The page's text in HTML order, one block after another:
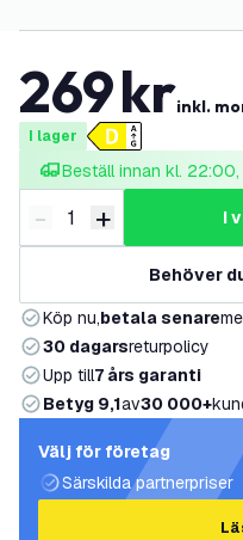
269krinkl.
I lager
Beställ innan kl.
Minska antal
- Öka antal
+ i
Behöver
Köp nu,betala senare
30 dagarsreturpolicy
Upp till7 års garanti
Betyg 9,1av30 000+
Välj för företag
Särskilda partnerpriser